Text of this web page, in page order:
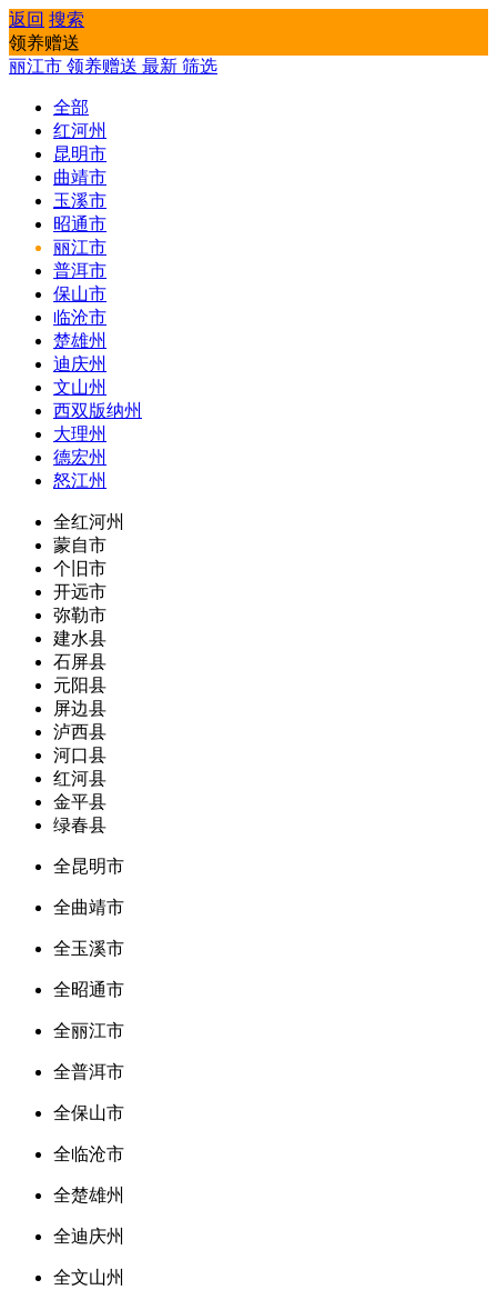
返回 搜索
领养赠送
丽江市 领养赠送 最新 筛选
全部
红河州
昆明市
曲靖市
玉溪市
昭通市
丽江市
普洱市
保山市
临沧市
楚雄州
迪庆州
文山州
西双版纳州
大理州
德宏州
怒江州
全红河州
蒙自市
个旧市
开远市
弥勒市
建水县
石屏县
元阳县
屏边县
泸西县
河口县
红河县
金平县
绿春县
全昆明市
全曲靖市
全玉溪市
全昭通市
全丽江市
全普洱市
全保山市
全临沧市
全楚雄州
全迪庆州
全文山州